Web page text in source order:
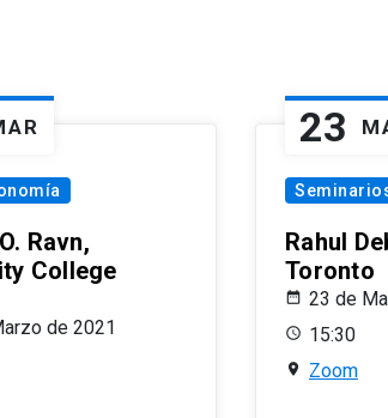
Ravn,
College
de 2021
23
Rahul
Toronto
23 de
15:30
Zoom